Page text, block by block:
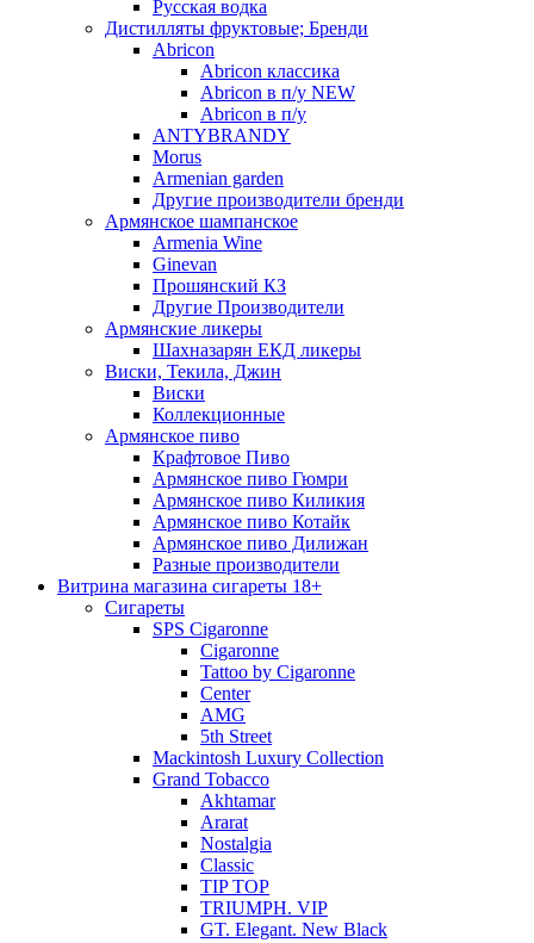
Русская водка
Дистилляты фруктовые; Бренди
Abricon
Abricon классика
Abricon в п/у NEW
Abricon в п/у
ANTYBRANDY
Morus
Armenian garden
Другие производители бренди
Армянское шампанское
Armenia Wine
Ginevan
Прошянский КЗ
Другие Производители
Армянские ликеры
Шахназарян ЕКД ликеры
Виски, Текила, Джин
Виски
Коллекционные
Армянское пиво
Крафтовое Пиво
Армянское пиво Гюмри
Армянское пиво Киликия
Армянское пиво Котайк
Армянское пиво Дилижан
Разные производители
Витрина магазина сигареты 18+
Cигареты
SPS Cigaronne
Сigaronne
Tattoo by Cigaronne
Center
AMG
5th Street
Mackintosh Luxury Collection
Grand Tobacco
Akhtamar
Ararat
Nostalgia
Classic
TIP TOP
TRIUMPH. VIP
GT. Elegant. New Black